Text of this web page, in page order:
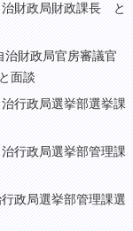
財政局財政課長 と
局官房審議官
面談
政局選挙部選挙課
政局選挙部管理課
局選挙部管理課選